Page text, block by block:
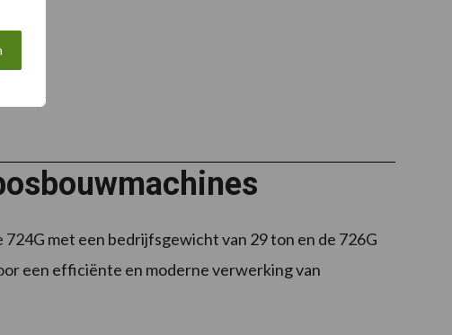
met een bedrijfsgewicht van 29 ton en de 726G
een efficiënte en moderne verwerking van